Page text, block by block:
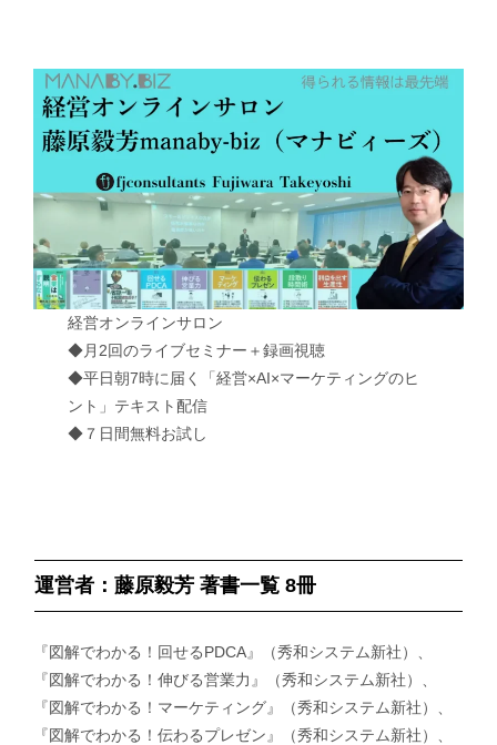
経営オンラインサロン
◆月2回のライブセミナー＋録画視聴
◆平日朝7時に届く「経営×AI×マーケティングのヒ
ント」テキスト配信
◆７日間無料お試し
運営者：藤原毅芳 著書一覧 8冊
『図解でわかる！回せるPDCA』（秀和システム新社）、
『図解でわかる！伸びる営業力』（秀和システム新社）、
『図解でわかる！マーケティング』（秀和システム新社）、
『図解でわかる！伝わるプレゼン』（秀和システム新社）、